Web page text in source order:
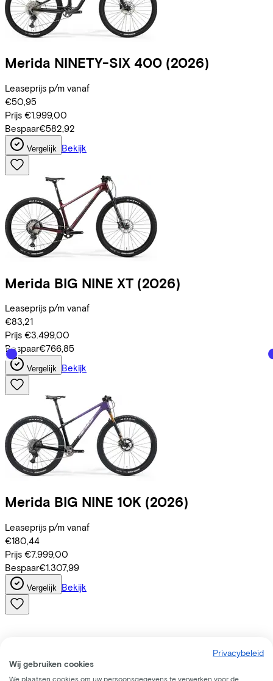
Merida NINETY-SIX 400 (2026)
Leaseprijs p/m vanaf
€50,95
Prijs €1.999,00
Bespaar€582,92
Vergelijk Bekijk
Merida BIG NINE XT (2026)
Leaseprijs p/m vanaf
€83,21
Prijs €3.499,00
Bespaar€766,85
Vergelijk Bekijk
Merida BIG NINE 10K (2026)
Leaseprijs p/m vanaf
€180,44
Prijs €7.999,00
Bespaar€1.307,99
Vergelijk Bekijk
Privacybeleid
Wij gebruiken cookies
We plaatsen cookies om uw persoonsgegevens te verwerken voor de